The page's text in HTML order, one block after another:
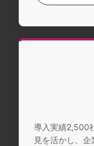
導入実績2,500
見を活かし、企